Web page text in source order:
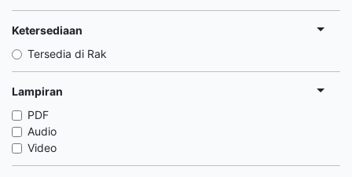
Ketersediaan
Tersedia di Rak
Lampiran
PDF
Audio
Video